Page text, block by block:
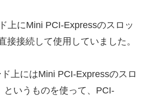
上にMini PCI-Expressのスロッ
接続して使用していました。
上にはMini PCI-Expressのスロ
というものを使って、PCI-